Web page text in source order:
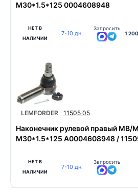
M30*1.5*125 0004608948
НЕТ В
НАЛИЧИИ
7-10 дн.
Запросить
1
LEMFORDER 11505 05
Наконечник рулевой правый MB/
M30*1.5*125 A0004608948 /
НЕТ В
НАЛИЧИИ
7-10 дн.
Запросить